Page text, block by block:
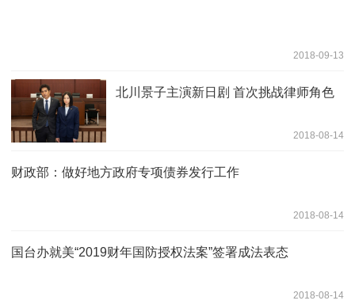
2018-09-13
北川景子主演新日剧 首次挑战律师角色
2018-08-14
财政部：做好地方政府专项债券发行工作
2018-08-14
国台办就美“2019财年国防授权法案”签署成法表态
2018-08-14